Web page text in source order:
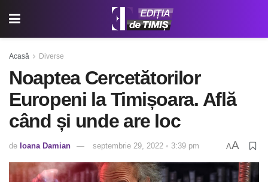
Acasă Diverse
Noaptea Cercetătorilor
Europeni la Timișoara. Află
când și unde are loc
de Ioana Damian septembrie 29, 2022 ◦ 3:39 pm AA